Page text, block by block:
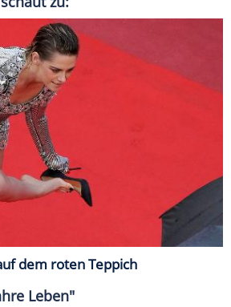
dem roten Teppich
Leben"